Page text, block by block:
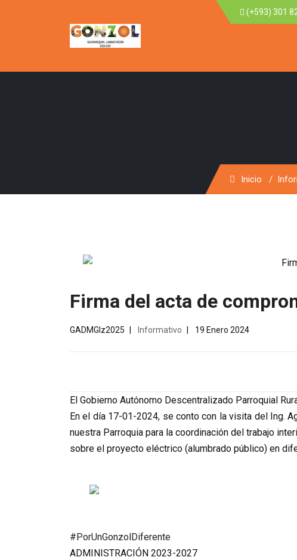
(+593) 301
Inicio
Firma del acta de
GADMGlz2025 Informativo 19 Enero 2024
El Gobierno Autónomo Descentralizado Parroquial
En el día 17-01-2024, se conto con la visita del Ing.
nuestra Parroquia para la coordinación del trabajo
sobre el proyecto eléctrico (alumbrado público) en
#PorUnGonzolDiferente
ADMINISTRACIÓN 2023-2027